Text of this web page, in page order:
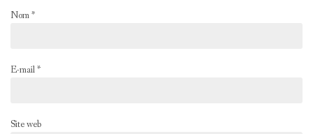
Nom*
E-mail*
Site web